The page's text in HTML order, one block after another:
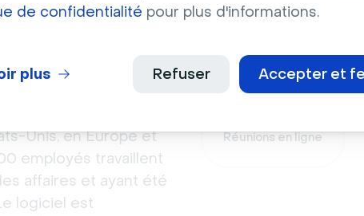
de confidentialité pour plus d'informations.
Accepter et
Refuser
plus
permet de
située à San Jose,
de Zoom sont des
Unis, en Europe et
employés travaillent
affaires et ayant été
logiciel est
Zoom se prête bien à :
Réunions en ligne